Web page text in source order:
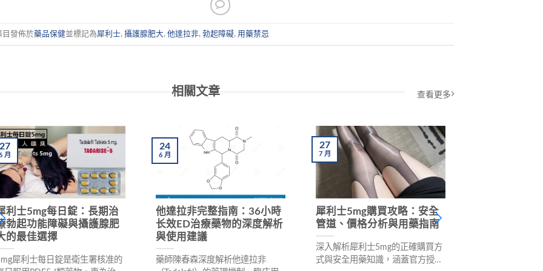
目發佈於藥品保健並標記為犀利士, 攝護腺肥大, 他達拉非, 勃起障礙, 用藥禁忌
相關文章 查看更多
利士5mg每日錠：長期治
勃起功能障礙與攝護腺肥
的最佳選擇
犀利士每日錠是衛生署核准的
27
月
他達拉非完整指南：36小時
长效ED治療藥物的深度解析
與使用建議
藥師陳春森深度解析他達拉非
24
6 月
犀利士5mg購買攻略：安全
管道、價格分析與用藥指南
深入解析犀利士5mg的正確購買方
式與安全用藥知識，涵蓋官方授權
27
7 月